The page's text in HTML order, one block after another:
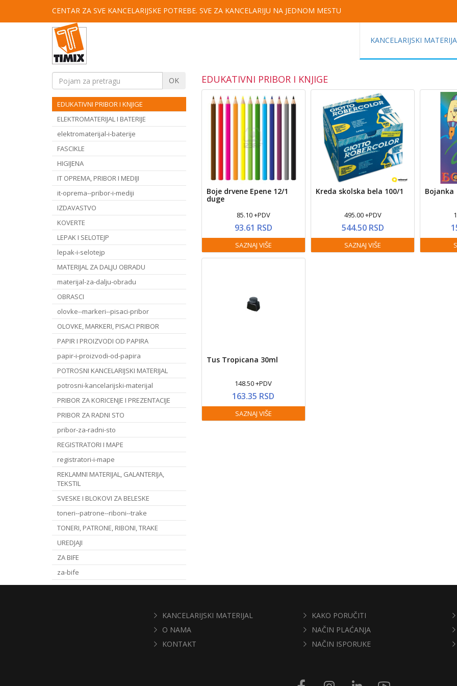
CENTAR ZA SVE KANCELARIJSKE POTREBE. SVE ZA KANCELARIJU NA JEDNOM MESTU
KANCELARIJSKI
OK
EDUKATIVNI PRIBOR I KNJIGE
ELEKTROMATERIJAL I BATERIJE
elektromaterijal-i-baterije
FASCIKLE
HIGIJENA
IT OPREMA, PRIBOR I MEDIJI
it-oprema--pribor-i-mediji
IZDAVASTVO
KOVERTE
LEPAK I SELOTEJP
lepak-i-selotejp
MATERIJAL ZA DALJU OBRADU
materijal-za-dalju-obradu
OBRASCI
olovke--markeri--pisaci-pribor
OLOVKE, MARKERI, PISACI PRIBOR
PAPIR I PROIZVODI OD PAPIRA
papir-i-proizvodi-od-papira
POTROSNI KANCELARIJSKI MATERIJAL
potrosni-kancelarijski-materijal
PRIBOR ZA KORICENJE I PREZENTACIJE
PRIBOR ZA RADNI STO
pribor-za-radni-sto
REGISTRATORI I MAPE
registratori-i-mape
REKLAMNI MATERIJAL, GALANTERIJA,
TEKSTIL
SVESKE I BLOKOVI ZA BELESKE
toneri--patrone--riboni--trake
TONERI, PATRONE, RIBONI, TRAKE
UREDJAJI
ZA BIFE
za-bife
EDUKATIVNI PRIBOR I KNJIGE
Boje drvene Epene 12/1
duge
85.10 +PDV
93.61 RSD
SAZNAJ VIŠE
Kreda skolska bela 100/1
495.00 +PDV
544.50 RSD
SAZNAJ VIŠE
Bojanka
Tus Tropicana 30ml
148.50 +PDV
163.35 RSD
SAZNAJ VIŠE
KANCELARIJSKI MATERIJAL
O NAMA
KONTAKT
KAKO PORUČITI
NAČIN PLAĆANJA
NAČIN ISPORUKE